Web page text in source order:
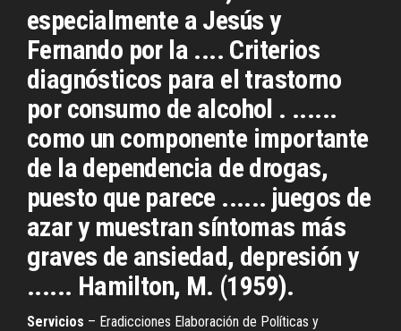
especialmente a Jesús y
Fernando por la .... Criterios
diagnósticos para el trastorno
por consumo de alcohol . ......
como un componente importante
de la dependencia de drogas,
puesto que parece ...... juegos de
azar y muestran síntomas más
graves de ansiedad, depresión y
...... Hamilton, M. (1959).
Servicios – Eradicciones Elaboración de Políticas y